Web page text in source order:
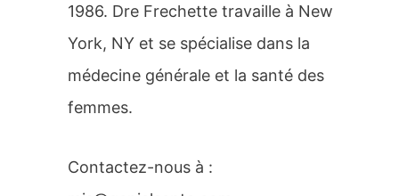
1986. Dre Frechette travaille à New
York, NY et se spécialise dans la
médecine générale et la santé des
femmes.
Contactez-nous à :